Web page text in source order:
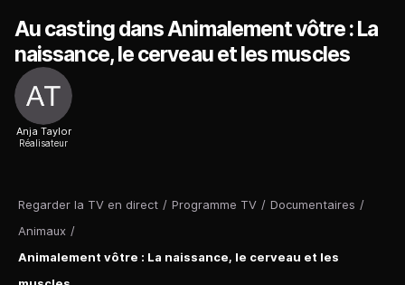
Regarder la TV en direct / Programme TV / Documentaires /
Animaux /
Animalement vôtre : La naissance, le cerveau et les
Au casting dans Animalement vôtre : La
naissance, le cerveau et les muscles
Anja Taylor
Réalisateur